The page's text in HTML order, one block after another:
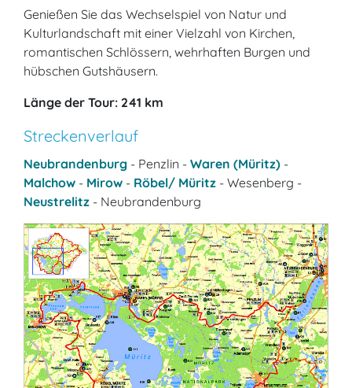
Genießen Sie das Wechselspiel von Natur und
Kulturlandschaft mit einer Vielzahl von Kirchen,
romantischen Schlössern, wehrhaften Burgen und
hübschen Gutshäusern.
Länge der Tour: 241 km
Streckenverlauf
Neubrandenburg - Penzlin - Waren (Müritz) -
Malchow - Mirow - Röbel/ Müritz - Wesenberg -
Neustrelitz - Neubrandenburg